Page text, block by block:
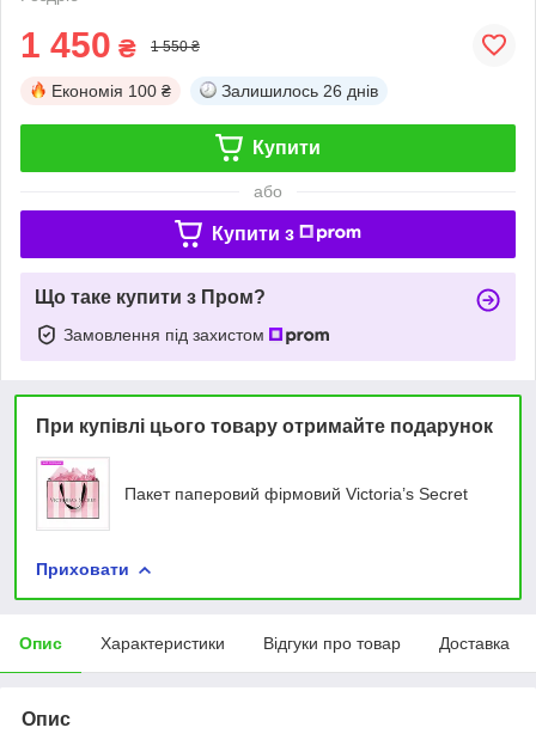
1 450 ₴ 1 550 ₴
Економія 100 ₴ Залишилось 26 днів
Купити
або
Купити з
Що таке купити з Пром?
Замовлення під захистом
При купівлі цього товару отримайте подарунок
Пакет паперовий фірмовий Victoria’s Secret
Приховати
Опис Характеристики Відгуки про товар Доставка
Опис